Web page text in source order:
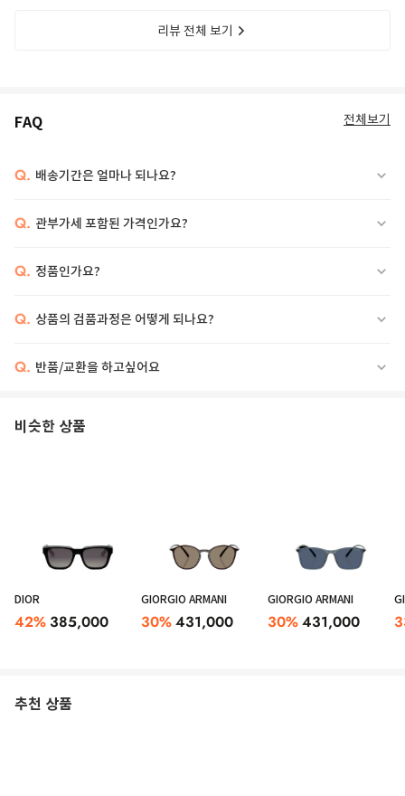
리뷰 전체 보기
FAQ 전체보기
Q. 배송기간은 얼마나 되나요?
Q. 관부가세 포함된 가격인가요?
Q. 정품인가요?
Q. 상품의 검품과정은 어떻게 되나요?
Q. 반품/교환을 하고싶어요
비슷한 상품
DIOR
42% 385,000
GIORGIO ARMANI
30%431,000
GIORGIO ARMANI
30%431,000
추천 상품